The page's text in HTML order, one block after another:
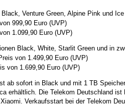
Venture Green, Alpine Pink und
999,90 Euro (UVP)
1.099,90 Euro (UVP)
Black, White, Starlit Green und in
von 1.499,90 Euro (UVP)
von 1.699,90 Euro (UVP)
ab sofort in Black und mit 1 TB
erhältlich. Die Telekom Deutschland
Verkaufsstart bei der Telekom